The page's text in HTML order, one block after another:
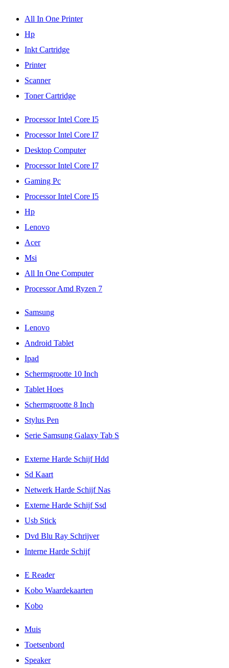
All In One Printer
Hp
Inkt Cartridge
Printer
Scanner
Toner Cartridge
Processor Intel Core I5
Processor Intel Core I7
Desktop Computer
Processor Intel Core I7
Gaming Pc
Processor Intel Core I5
Hp
Lenovo
Acer
Msi
All In One Computer
Processor Amd Ryzen 7
Samsung
Lenovo
Android Tablet
Ipad
Schermgrootte 10 Inch
Tablet Hoes
Schermgrootte 8 Inch
Stylus Pen
Serie Samsung Galaxy Tab S
Externe Harde Schijf Hdd
Sd Kaart
Netwerk Harde Schijf Nas
Externe Harde Schijf Ssd
Usb Stick
Dvd Blu Ray Schrijver
Interne Harde Schijf
E Reader
Kobo Waardekaarten
Kobo
Muis
Toetsenbord
Speaker